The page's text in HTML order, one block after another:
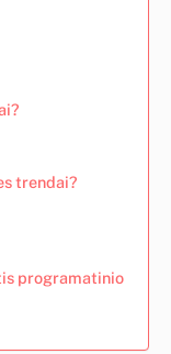
trendai?
programatinio